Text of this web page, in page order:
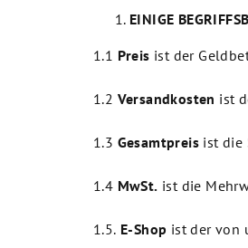
EINIGE
1.1 Preis ist der
1.2 Versandkosten ist
1.3 Gesamtpreis ist die
1.4 MwSt. ist die
1.5. E-Shop ist der von